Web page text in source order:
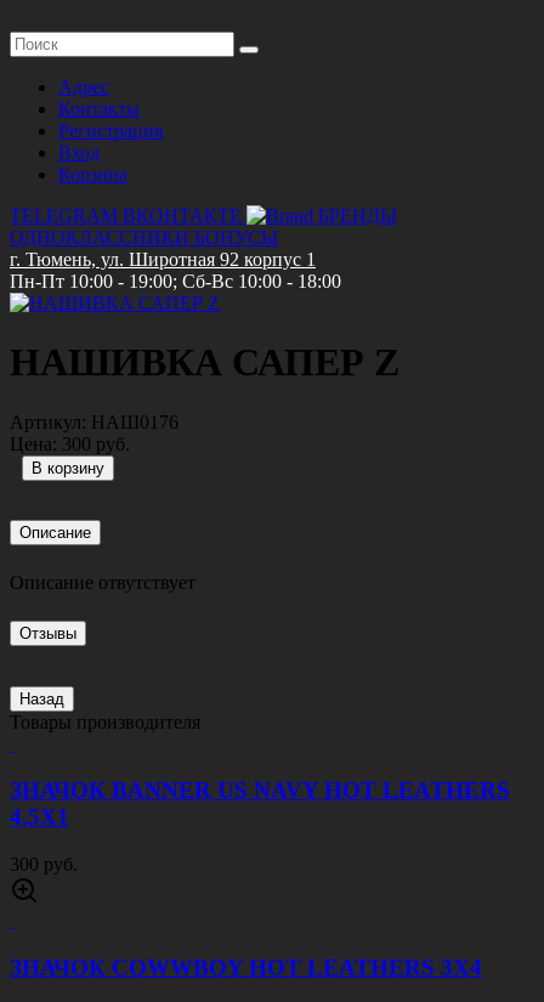
Адрес
Контакты
Регистрация
Вход
Корзина
TELEGRAM ВКОНТАКТЕ
БРЕНДЫ
ОДНОКЛАССНИКИ БОНУСЫ
г. Тюмень, ул. Широтная 92 корпус 1
Пн-Пт 10:00 - 19:00; Сб-Вс 10:00 - 18:00
НАШИВКА САПЕР Z
Артикул: НАШ0176
Цена: 300 руб.
Описание
Описание отвутствует
Отзывы
Назад
Товары производителя
ЗНАЧОК BANNER US NAVY HOT LEATHERS
4,5Х1
300 руб.
ЗНАЧОК COWWBOY HOT LEATHERS 3Х4